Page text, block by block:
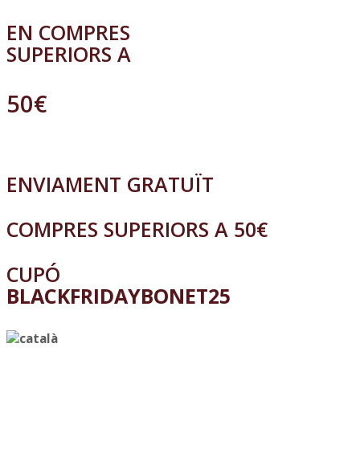
EN COMPRES
SUPERIORS A
50€
ENVIAMENT GRATUÏT
COMPRES SUPERIORS A 50€
CUPÓ
BLACKFRIDAYBONET25